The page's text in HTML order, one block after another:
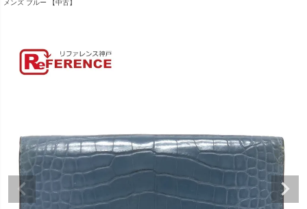
メンズ ブルー 【中古】